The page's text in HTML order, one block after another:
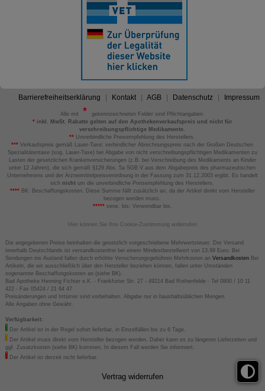
Barrierefreiheitserklärung Kontakt AGB Datenschutz Impressum
Alle mit
gekennzeichneten Felder sind Pflichtangaben.
*inkl. MwSt. Rabatte gelten auf den Apothekenverkaufspreis und nicht für
verschreibungspflichtige Medikamente.
** Unverbindliche Preisempfehlung des Herstellers.
*** Verkaufspreis gemäß Lauer-Taxe; verbindlicher Abrechnungspreis nach der Großen Deutschen
Spezialitätentaxe (sog. Lauer-Taxe) bei Abgabe von nicht verschreibungspflichtigen Medikamenten zu
Lasten der gesetzlichen Krankenversicherungen (z.B. bei Verschreibung des Medikaments an Kinder
unter 12 Jahren), die sich gemäß §129 Abs. 5a SGB V aus dem Abgabepreis des pharmazeutischen
Unternehmens und der Arzneimittelpreisverordnung in der Fassung zum 31.12.2003 ergibt. Es handelt
sich nicht um die unverbindliche Preisempfehlung des Herstellers.
****BK: Beschaffungskosten. Diese Summe fällt zusätzlich an, da der Artikel direkt vom Hersteller
bezogen werden muss.
*****verw. bis: Verwendbar bis.
Hier können Sie Ihre Cookie-Zustimmung widerrufen
Die angegebenen Preise beinhalten die gesetzlich vorgeschriebene Mehrwertsteuer. Der Versand
innerhalb Deutschlands ist versandkostenfrei bei einem Mindestbestellwert von 13,99 Euro. Bei
Sendungen ins Ausland fallen durch erhöhte Versicherungsgebühren Mehrkosten an VersandkostenBei
Artikeln, die wir ausschließlich über den Hersteller beziehen können, fallen unter Umständen
sogenannte Beschaffungskosten an (siehe BK).
Bad Apotheke Henning Fichter e.K. - Frankfurter Str. 27 - 49214 Bad Rothenfelde - Tel 0800 / 10 11
422 - Fax 05424 / 21 64 47
Preisänderungen und Irrtümer sind vorbehalten. Abgabe nur in haushaltsüblichen Mengen.
Alle Angaben ohne Gewähr.
Verfügbarkeit:
Der Artikel ist in der Regel sofort lieferbar, in Einzelfällen bis zu 6 Tage.
Der Artikel muss direkt vom Hersteller bezogen werden. Daher kann es zu längeren Lieferzeiten und
ggf. Zusatzkosten (siehe BK) kommen. In diesem Fall werden Sie informiert.
Der Artikel ist derzeit nicht lieferbar.
Vertrag widerrufen